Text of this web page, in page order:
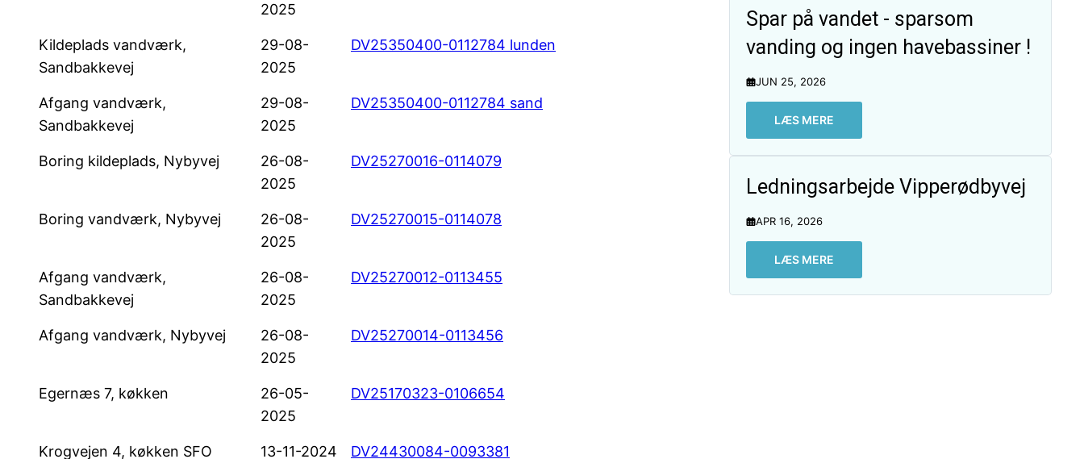
2025
Kildeplads vandværk,
Sandbakkevej
29-08-
2025
DV25350400-0112784 lunden
Afgang vandværk,
Sandbakkevej
29-08-
2025
DV25350400-0112784 sand
Boring kildeplads, Nybyvej
26-08-
2025
DV25270016-0114079
Boring vandværk, Nybyvej
26-08-
2025
DV25270015-0114078
Afgang vandværk,
Sandbakkevej
26-08-
2025
DV25270012-0113455
Afgang vandværk, Nybyvej
26-08-
2025
DV25270014-0113456
Egernæs 7, køkken
26-05-
2025
DV25170323-0106654
Krogvejen 4, køkken SFO 13-11-2024 DV24430084-0093381
Spar på vandet - sparsom
vanding og ingen havebassiner !
JUN 25, 2026
LÆS MERE
Ledningsarbejde Vipperødbyvej
APR 16, 2026
LÆS MERE